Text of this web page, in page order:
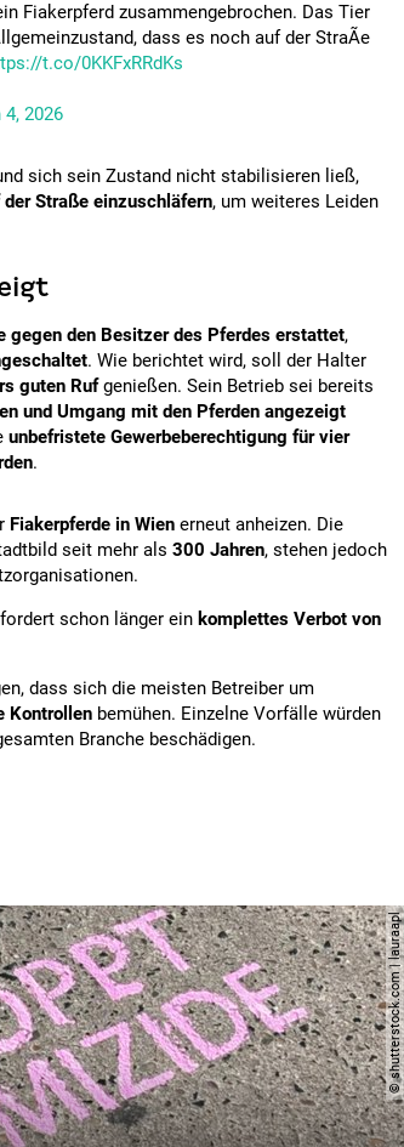
Fiakerpferd zusammengebrochen. Das Tier
dass es noch auf der StraÃe
t.co/0KKFxRRdKs
4, 2026
sich sein Zustand nicht stabilisieren ließ,
Straße einzuschläfern, um weiteres Leiden
gegen den Besitzer des Pferdes erstattet,
. Wie berichtet wird, soll der Halter
guten Rufgenießen. Sein Betrieb sei bereits
und Umgang mit den Pferden angezeigt
unbefristete Gewerbeberechtigung für vier
.
Fiakerpferde in Wien erneut anheizen. Die
seit mehr als 300 Jahren, stehen jedoch
fordert schon länger ein komplettes Verbot von
dass sich die meisten Betreiber um
Kontrollen bemühen. Einzelne Vorfälle würden
Branche beschädigen.
© shutterstock.com | lauraapl